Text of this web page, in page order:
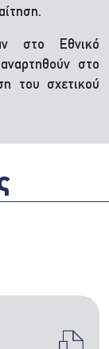
στο Εθνικό
στο
του σχετικού